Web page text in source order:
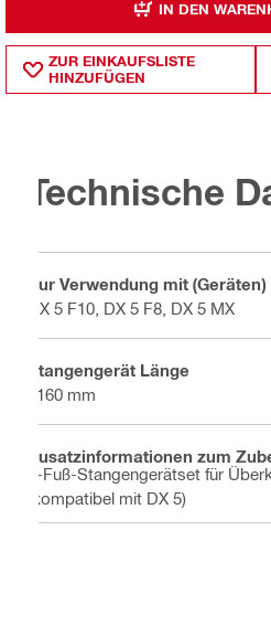
IN DEN
ZUR EINKAUFSLISTE
HINZUFÜGEN
Technische
Zur Verwendung mit (Geräten)
DX 5 F10, DX 5 F8, DX 5 MX
Stangengerät Länge
2160 mm
Zusatzinformationen zum
7-Fuß-Stangengerätset für
(kompatibel mit DX 5)